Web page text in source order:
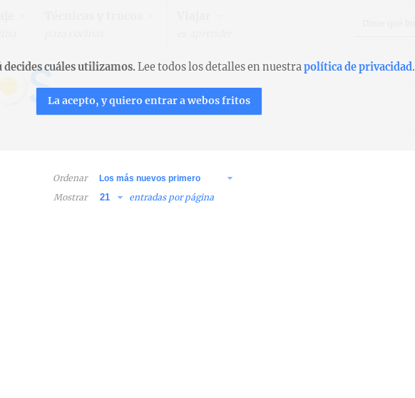
Ordenar
Mostrar
entradas por página
decides cuáles utilizamos.Lee todos los detalles en nuestrapolítica de privacidad.
La acepto, y quiero entrar a webos fritos